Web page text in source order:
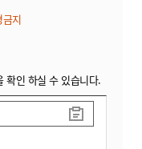
지
확인 하실 수 있습니다.